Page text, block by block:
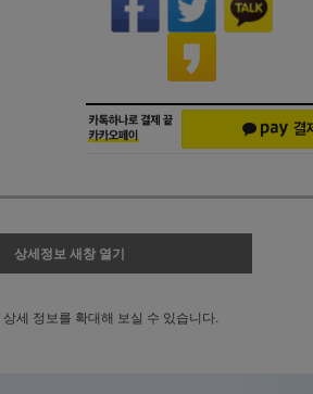
상세정보 새창 열기
상세 정보를 확대해 보실 수 있습니다.